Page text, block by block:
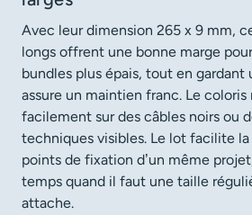
Avec leur dimension 265 x 9 mm,
longs offrent une bonne marge
bundles plus épais, tout en gardant
assure un maintien franc. Le coloris
facilement sur des câbles noirs ou
techniques visibles. Le lot facilite
points de fixation d’un même
temps quand il faut une taille
attache.